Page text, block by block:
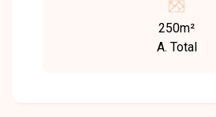
eficiente e coleta de lixo
conta com escolas, unidades
comércio variado e áreas
250m²
A. Total